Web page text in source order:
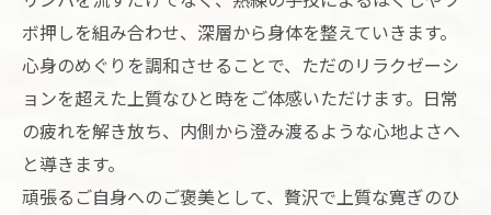
ボ押しを組み合わせ、深層から身体を整えていきます。
心身のめぐりを調和させることで、ただのリラクゼーシ
ョンを超えた上質なひと時をご体感いただけます。日常
の疲れを解き放ち、内側から澄み渡るような心地よさへ
と導きます。
頑張るご自身へのご褒美として、贅沢で上質な寛ぎのひ